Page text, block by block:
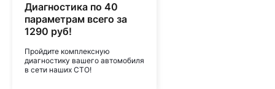
Диагностика по 40
параметрам всего за
1290 руб!
Пройдите комплексную
диагностику вашего автомобиля
в сети наших СТО!